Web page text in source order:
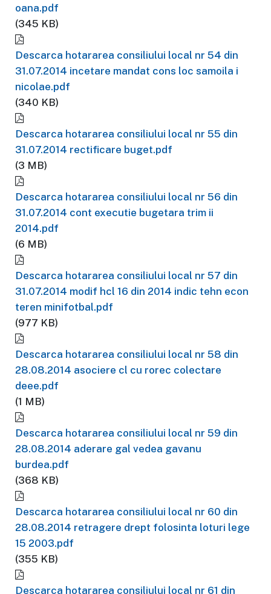
oana.pdf
(345 KB)
Descarca hotararea consiliului local nr 54 din
31.07.2014 incetare mandat cons loc samoila i
nicolae.pdf
(340 KB)
Descarca hotararea consiliului local nr 55 din
31.07.2014 rectificare buget.pdf
(3 MB)
Descarca hotararea consiliului local nr 56 din
31.07.2014 cont executie bugetara trim ii
2014.pdf
(6 MB)
Descarca hotararea consiliului local nr 57 din
31.07.2014 modif hcl 16 din 2014 indic tehn econ
teren minifotbal.pdf
(977 KB)
Descarca hotararea consiliului local nr 58 din
28.08.2014 asociere cl cu rorec colectare
deee.pdf
(1 MB)
Descarca hotararea consiliului local nr 59 din
28.08.2014 aderare gal vedea gavanu
burdea.pdf
(368 KB)
Descarca hotararea consiliului local nr 60 din
28.08.2014 retragere drept folosinta loturi lege
15 2003.pdf
(355 KB)
Descarca hotararea consiliului local nr 61 din